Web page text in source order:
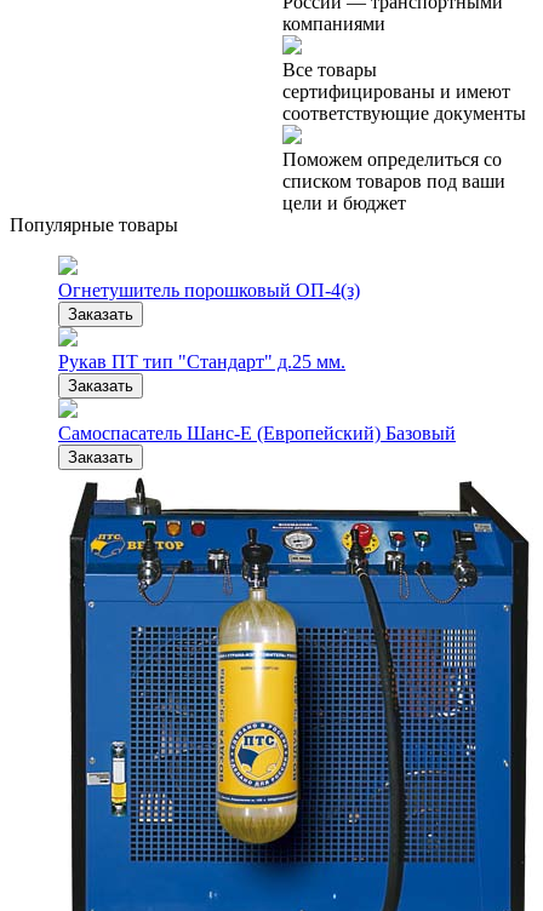
компаниями
Все товары
сертифицированы и имеют
соответствующие документы
Поможем определиться со
списком товаров под ваши
цели и бюджет
Популярные товары
Огнетушитель порошковый ОП-4(з)
Заказать
Рукав ПТ тип "Стандарт" д.25 мм.
Заказать
Самоспасатель Шанс-Е (Европейский) Базовый
Заказать